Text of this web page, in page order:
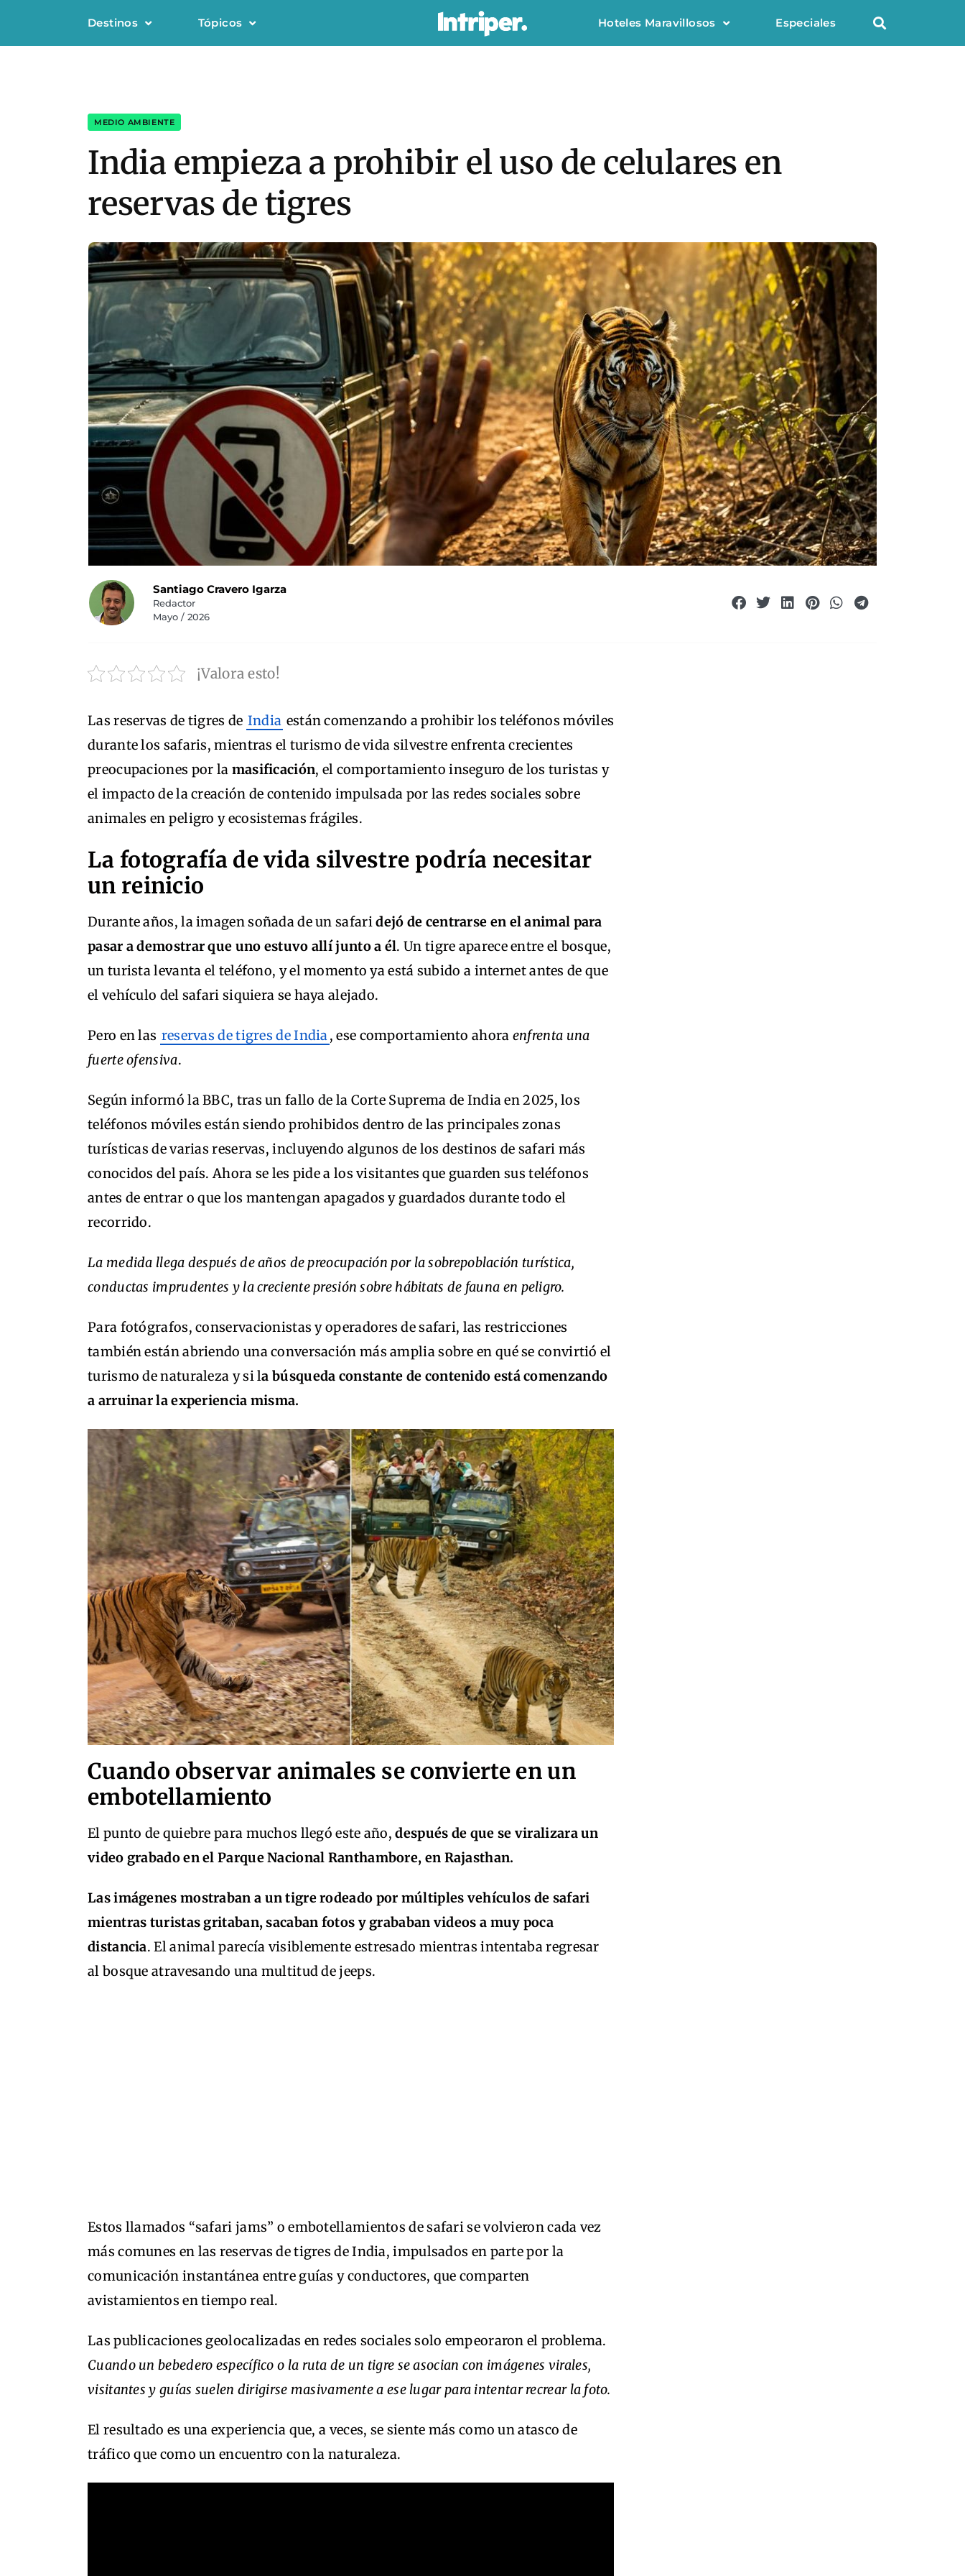
Destinos Tópicos Hoteles Maravillosos Especiales
MEDIO AMBIENTE
India empieza a prohibir el uso de celulares en
reservas de tigres
Santiago Cravero Igarza
Redactor
Mayo / 2026
¡Valora esto!
Las reservas de tigres de India están comenzando a prohibir los teléfonos móviles
durante los safaris, mientras el turismo de vida silvestre enfrenta crecientes
preocupaciones por la masificación, el comportamiento inseguro de los turistas y
el impacto de la creación de contenido impulsada por las redes sociales sobre
animales en peligro y ecosistemas frágiles.
La fotografía de vida silvestre podría necesitar
un reinicio
Durante años, la imagen soñada de un safaridejó de centrarse en el animal para
pasar a demostrar que uno estuvo allí junto a él. Un tigre aparece entre el bosque,
un turista levanta el teléfono, y el momento ya está subido a internet antes de que
el vehículo del safari siquiera se haya alejado.
Pero en las reservas de tigres de India, ese comportamiento ahora enfrenta una
fuerte ofensiva.
Según informó la BBC, tras un fallo de la Corte Suprema de India en 2025, los
teléfonos móviles están siendo prohibidos dentro de las principales zonas
turísticas de varias reservas, incluyendo algunos de los destinos de safari más
conocidos del país. Ahora se les pide a los visitantes que guarden sus teléfonos
antes de entrar o que los mantengan apagados y guardados durante todo el
recorrido.
La medida llega después de años de preocupación por la sobrepoblación turística,
conductas imprudentes y la creciente presión sobre hábitats de fauna en peligro.
Para fotógrafos, conservacionistas y operadores de safari, las restricciones
también están abriendo una conversación más amplia sobre en qué se convirtió el
turismo de naturaleza y si la búsqueda constante de contenido está comenzando
a arruinar la experiencia misma.
Cuando observar animales se convierte en un
embotellamiento
El punto de quiebre para muchos llegó este año,después de que se viralizara un
video grabado en el Parque Nacional Ranthambore, en Rajasthan.
Las imágenes mostraban a un tigre rodeado por múltiples vehículos de safari
mientras turistas gritaban, sacaban fotos y grababan videos a muy poca
distancia. El animal parecía visiblemente estresado mientras intentaba regresar
al bosque atravesando una multitud de jeeps.
Estos llamados “safari jams” o embotellamientos de safari se volvieron cada vez
más comunes en las reservas de tigres de India, impulsados en parte por la
comunicación instantánea entre guías y conductores, que comparten
avistamientos en tiempo real.
Las publicaciones geolocalizadas en redes sociales solo empeoraron el problema.
Cuando un bebedero específico o la ruta de un tigre se asocian con imágenes virales,
visitantes y guías suelen dirigirse masivamente a ese lugar para intentar recrear la foto.
El resultado es una experiencia que, a veces, se siente más como un atasco de
tráfico que como un encuentro con la naturaleza.